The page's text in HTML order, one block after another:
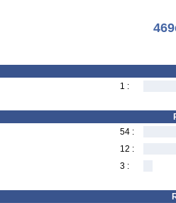
1 :
54 :
12 :
3 :